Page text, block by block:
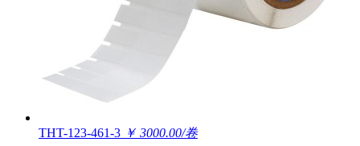
THT-123-461-3 ￥ 3000.00/卷